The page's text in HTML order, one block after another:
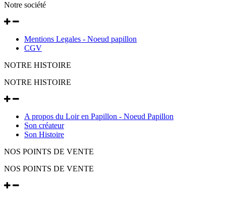
Notre société
Mentions Legales - Noeud papillon
CGV
NOTRE HISTOIRE
NOTRE HISTOIRE
A propos du Loir en Papillon - Noeud Papillon
Son créateur
Son Histoire
NOS POINTS DE VENTE
NOS POINTS DE VENTE